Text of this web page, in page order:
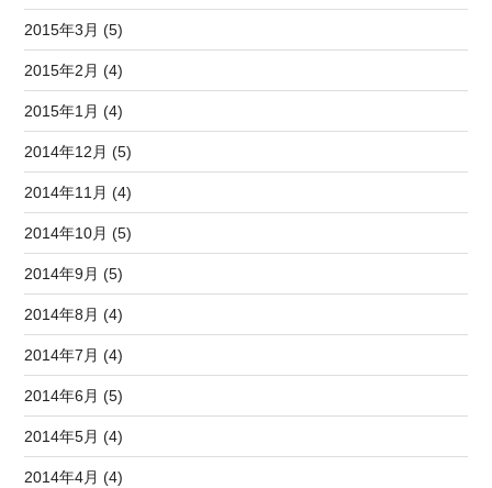
2015年3月 (5)
2015年2月 (4)
2015年1月 (4)
2014年12月 (5)
2014年11月 (4)
2014年10月 (5)
2014年9月 (5)
2014年8月 (4)
2014年7月 (4)
2014年6月 (5)
2014年5月 (4)
2014年4月 (4)